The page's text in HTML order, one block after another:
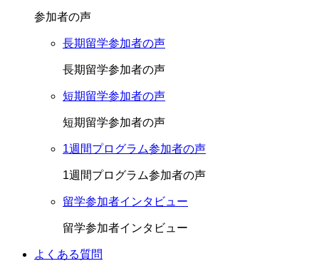
参加者の声
長期留学参加者の声
長期留学参加者の声
短期留学参加者の声
短期留学参加者の声
1週間プログラム参加者の声
1週間プログラム参加者の声
留学参加者インタビュー
留学参加者インタビュー
よくある質問